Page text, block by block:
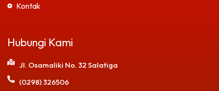
Kontak
Hubungi Kami
Jl. Osamaliki No. 32 Salatiga
(0298) 326506